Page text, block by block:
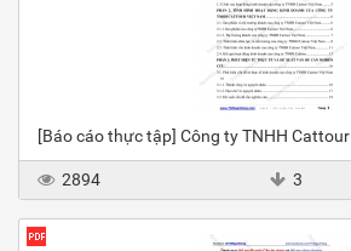
[Báo cáo thực tập] Công ty TNHH Cattour
2894 3